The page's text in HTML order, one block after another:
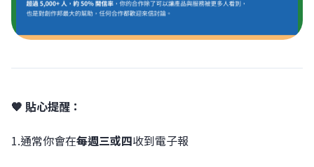
🧡 貼心提醒：
1.通常你會在每週三或四收到電子報